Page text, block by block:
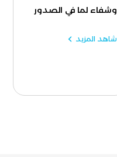
وشفاء لما في الصدور
شاهد المزيد